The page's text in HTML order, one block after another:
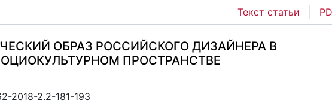
Текст статьи
ОБРАЗ РОССИЙСКОГО ДИЗАЙНЕРА В
ПРОСТРАНСТВЕ
2018-2.2-181-193